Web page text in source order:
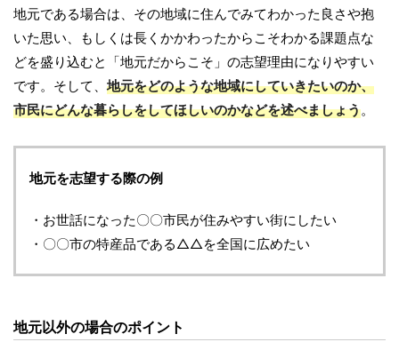
地元である場合は、その地域に住んでみてわかった良さや抱
いた思い、もしくは長くかかわったからこそわかる課題点な
どを盛り込むと「地元だからこそ」の志望理由になりやすい
です。そして、地元をどのような地域にしていきたいのか、
市民にどんな暮らしをしてほしいのかなどを述べましょう。
地元を志望する際の例
・お世話になった〇〇市民が住みやすい街にしたい
・〇〇市の特産品である△△を全国に広めたい
地元以外の場合のポイント